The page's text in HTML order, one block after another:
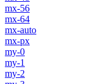
mx-56
mx-64
mx-auto
mx-px
my-0
my-1
my-2